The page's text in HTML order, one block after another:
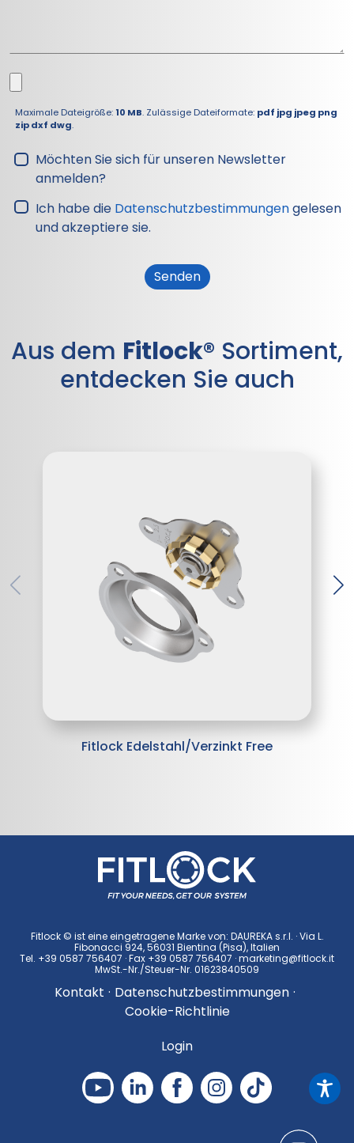
Maximale Dateigröße: 10 MB. Zulässige Dateiformate: pdf jpg jpeg png
zip dxf dwg.
Möchten Sie sich für unseren Newsletter
anmelden?
Ich habe die Datenschutzbestimmungengelesen
und akzeptiere sie.
Aus dem Fitlock® Sortiment,
entdecken Sie auch
Fitlock Edelstahl/Verzinkt Free
Fitlock © ist eine eingetragene Marke von: DAUREKA s.r.l. · Via L.
Fibonacci 924, 56031 Bientina (Pisa), Italien
Tel. +39 0587 756407 · Fax +39 0587 756407 ·marketing@fitlock.it
MwSt.-Nr./Steuer-Nr. 01623840509
Kontakt · Datenschutzbestimmungen ·
Cookie-Richtlinie
Login